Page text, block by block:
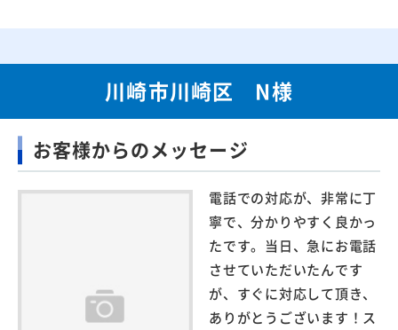
川崎市川崎区 N様
お客様からのメッセージ
電話での対応が、非常に丁
寧で、分かりやすく良かっ
たです。当日、急にお電話
させていただいたんです
が、すぐに対応して頂き、
ありがとうございます！ス